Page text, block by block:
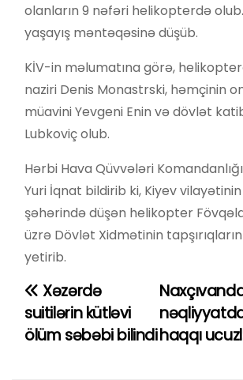
olanların 9 nəfəri helikopterdə
yaşayış məntəqəsinə düşüb.
KİV-in məlumatına görə,
naziri Denis Monastrski, həmçinin
müavini Yevgeni Enin və dövlət
Lubkoviç olub.
Hərbi Hava Qüvvələri
Yuri İqnat bildirib ki, Kiyev
şəhərində düşən helikopter
üzrə Dövlət Xidmətinin
yetirib.
Y
a
haqqı
Xəzərdə
suitilərin kütləvi
ölüm səbəbi bilindi